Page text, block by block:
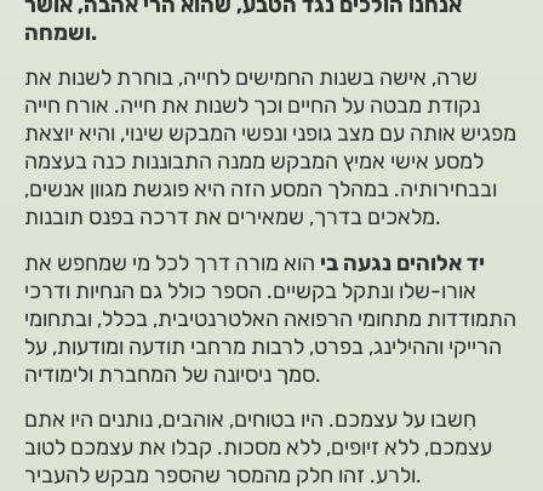
ושמחה.
שרה, אישה בשנות החמישים לחייה, בוחרת לשנות את
נקודת מבטה על החיים וכך לשנות את חייה. אורח חייה
מפגיש אותה עם מצב גופני ונפשי המבקש שינוי, והיא יוצאת
למסע אישי אמיץ המבקש ממנה התבוננות כנה בעצמה
ובבחירותיה. במהלך המסע הזה היא פוגשת מגוון אנשים,
מלאכים בדרך, שמאירים את דרכה בפנס תובנות.
יד אלוהים נגעה בי הוא מורה דרך לכל מי שמחפש את
אורו-שלו ונתקל בקשיים. הספר כולל גם הנחיות ודרכי
התמודדות מתחומי הרפואה האלטרנטיבית, בכלל, ובתחומי
הרייקי וההילינג, בפרט, לרבות מרחבי תודעה ומודעות, על
סמך ניסיונה של המחברת ולימודיה.
חִשבו על עצמכם. היו בטוחים, אוהבים, נותנים היו אתם
עצמכם, ללא זיופים, ללא מסכות. קבלו את עצמכם לטוב
ולרע. זהו חלק מהמסר שהספר מבקש להעביר.